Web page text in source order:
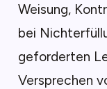
Weisung,
bei
geforderten
Versprechen